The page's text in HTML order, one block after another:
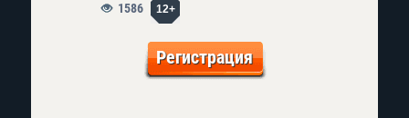
12+
1586
Регистрация